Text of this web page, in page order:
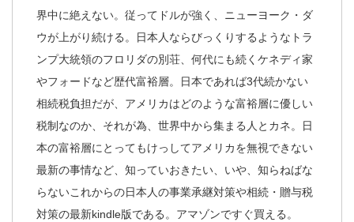
界中に絶えない。従ってドルが強く、ニューヨーク・ダ
ウが上がり続ける。日本人ならびっくりするようなトラ
ンプ大統領のフロリダの別荘、何代にも続くケネディ家
やフォードなど歴代富裕層。日本であれば3代続かない
相続税負担だが、アメリカはどのような富裕層に優しい
税制なのか、それが為、世界中から集まる人とカネ。日
本の富裕層にとってもけっしてアメリカを無視できない
最新の事情など、知っていおきたい、いや、知らねばな
らないこれからの日本人の事業承継対策や相続・贈与税
対策の最新kindle版である。アマゾンですぐ買える。